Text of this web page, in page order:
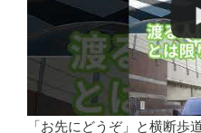
「お先にどうぞ」と横断歩